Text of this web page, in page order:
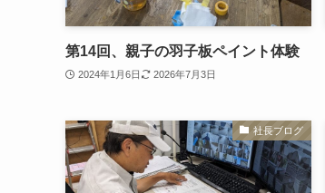
第14回、親子の羽子板ペイント体験
2024年1月6日 2026年7月3日
社長ブログ